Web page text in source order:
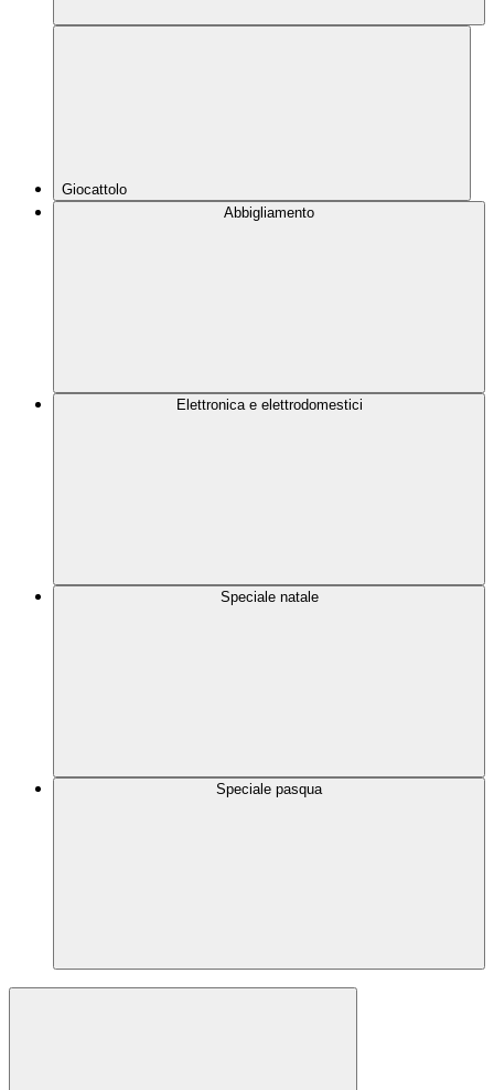
Giocattolo
Abbigliamento
Elettronica e elettrodomestici
Speciale natale
Speciale pasqua